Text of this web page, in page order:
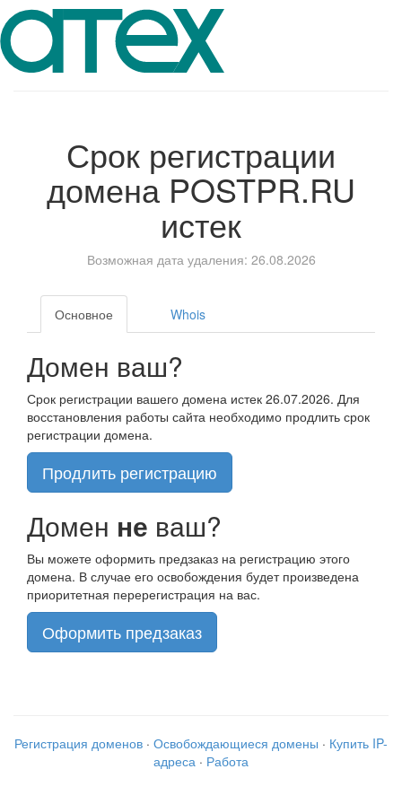
Срок регистрации
домена POSTPR.RU
истек
Возможная дата удаления: 26.08.2026
Основное Whois
Домен ваш?
Срок регистрации вашего домена истек 26.07.2026. Для
восстановления работы сайта необходимо продлить срок
регистрации домена.
Продлить регистрацию
Домен не ваш?
Вы можете оформить предзаказ на регистрацию этого
домена. В случае его освобождения будет произведена
приоритетная перерегистрация на вас.
Оформить предзаказ
Регистрация доменов · Освобождающиеся домены · Купить IP-
адреса · Работа